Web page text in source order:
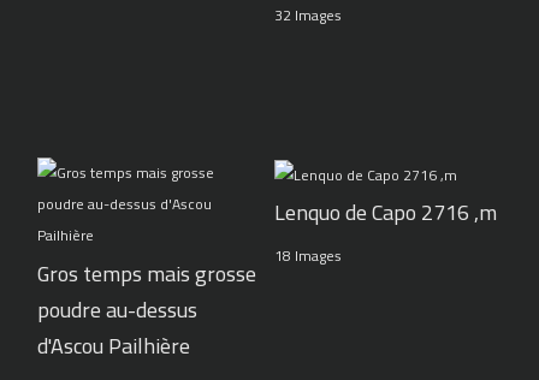
32 Images
Gros temps mais grosse
poudre au-dessus
d'Ascou Pailhière
Lenquo de Capo 2716 ,m
18 Images